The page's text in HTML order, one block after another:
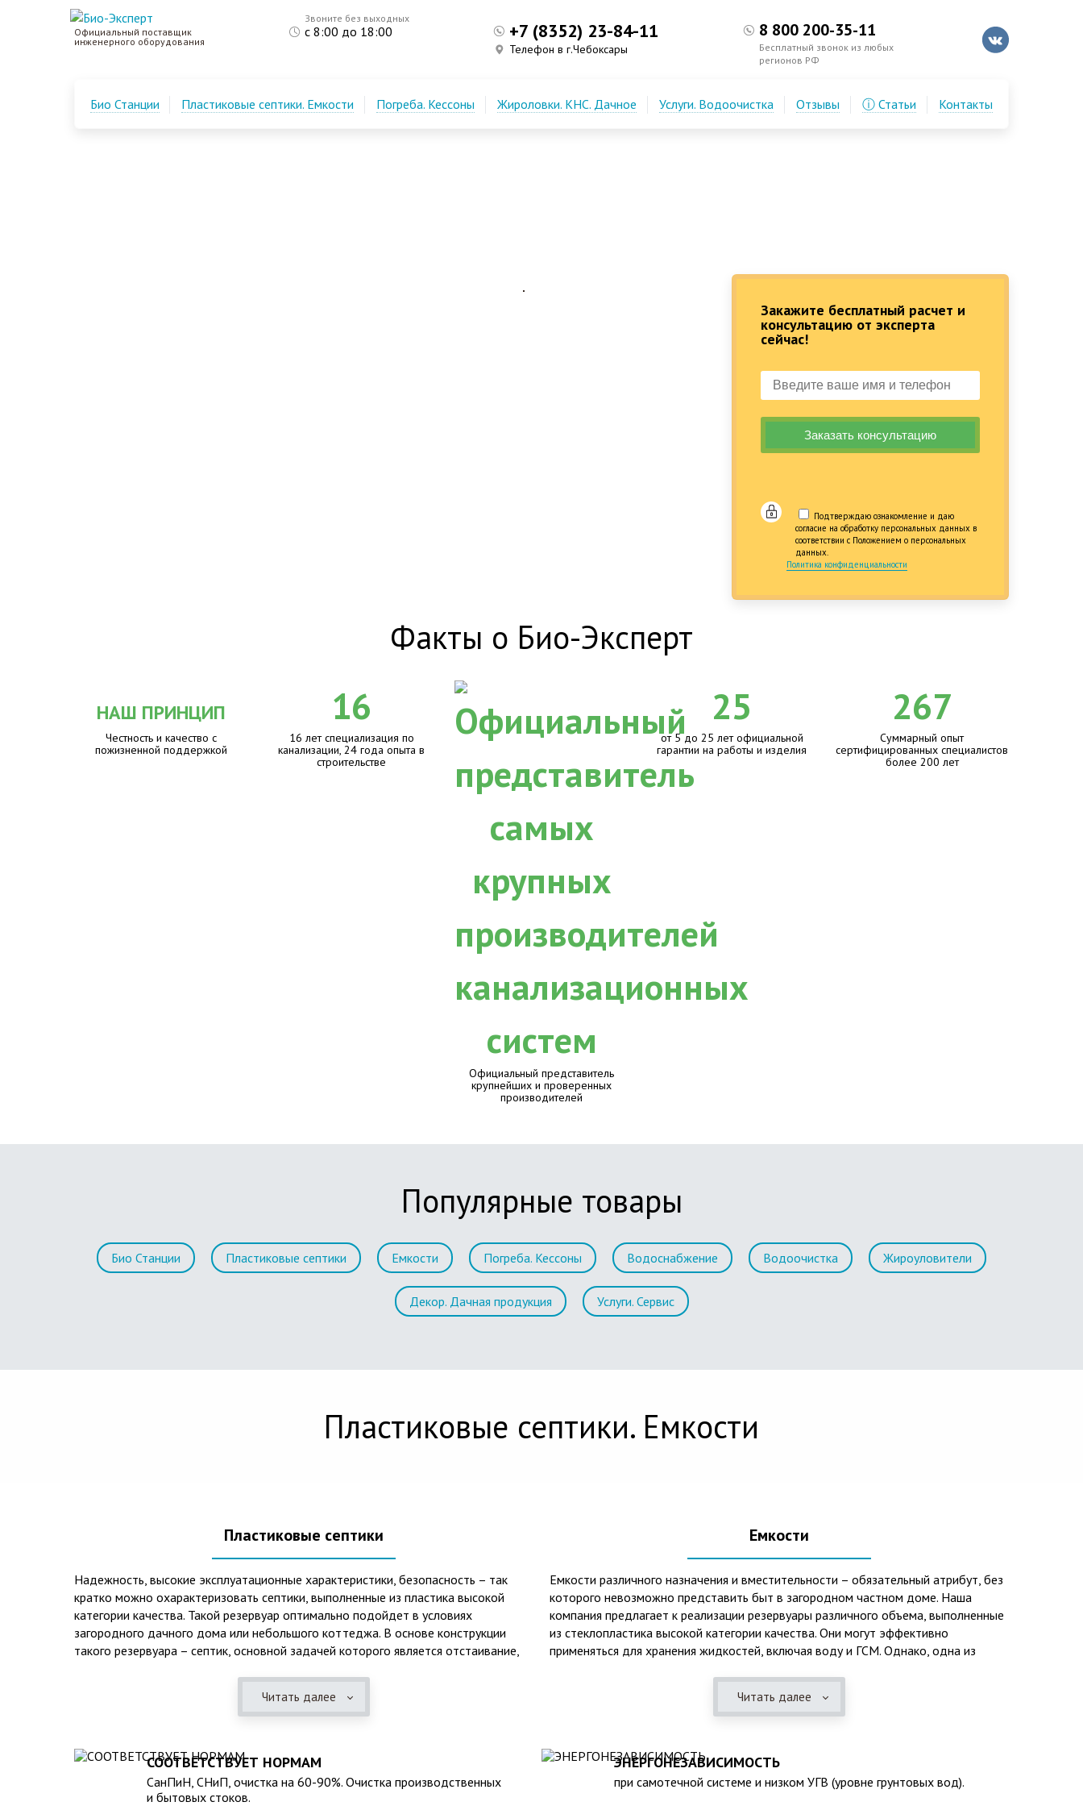
Закажите бесплатный расчет и
консультацию от эксперта
сейчас!
Подтверждаю ознакомление и даю
согласие на обработку персональных данных в
соответствии с Положением о персональных
данных.
Политика конфиденциальности
Официальный поставщик
инженерного оборудования
Звоните без выходных
с 8:00 до 18:00 +7 (8352) 23-84-11
Телефон в г.Чебоксары
8 800 200-35-11
Бесплатный звонок из любых
регионов РФ
Био Станции Пластиковые септики. Емкости Погреба. Кессоны Жироловки. КНС. Дачное Услуги. Водоочистка Отзывы ⓘ Статьи Контакты
Факты о Био-Эксперт
НАШ ПРИНЦИП
Честность и качество с
пожизненной поддержкой
16
16 лет специализация по
канализации, 24 года опыта в
строительстве
Официальный представитель
крупнейших и проверенных
производителей
25
от 5 до 25 лет официальной
гарантии на работы и изделия
267
Суммарный опыт
сертифицированных специалистов
более 200 лет
Популярные товары
Био Станции Пластиковые септики Емкости Погреба. Кессоны Водоснабжение Водоочистка Жироуловители
Декор. Дачная продукция Услуги. Сервис
Пластиковые септики. Емкости
Пластиковые септики
Надежность, высокие эксплуатационные характеристики, безопасность – так
кратко можно охарактеризовать септики, выполненные из пластика высокой
категории качества. Такой резервуар оптимально подойдет в условиях
загородного дачного дома или небольшого коттеджа. В основе конструкции
такого резервуара – септик, основной задачей которого является отстаивание,
Главная причина популярности пластиковых и стеклопластиковых септиков –
отсутствие коррозийного налета. К основным достоинствам данного изделия
безупречное качество изготовления;
стойкость к высокому давлению грунта (даже в ненаполненном состоянии);
возможность эксплуатации при пониженных температурах в зимнее время года;
Читать далее
Емкости
Емкости различного назначения и вместительности – обязательный атрибут, без
которого невозможно представить быт в загородном частном доме. Наша
компания предлагает к реализации резервуары различного объема, выполненные
из стеклопластика высокой категории качества. Они могут эффективно
применяться для хранения жидкостей, включая воду и ГСМ. Однако, одна из
Среди главных и неоспоримых преимуществ таких изделий следует отметить:
стойкость к образованию коррозийных отложений и неблагоприятным
климатическим факторам внешней среды;
лояльность к температурным колебаниям;
Читать далее
СООТВЕТСТВУЕТ НОРМАМ
СанПиН, СНиП, очистка на 60-90%. Очистка производственных
и бытовых стоков.
ЭНЕРГОНЕЗАВИСИМОСТЬ
при самотечной системе и низком УГВ (уровне грунтовых вод).